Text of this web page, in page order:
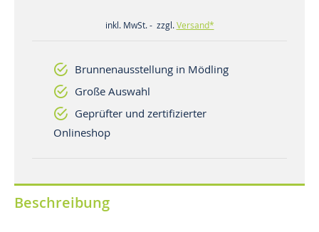
inkl. MwSt. - zzgl.Versand*
Brunnenausstellung in Mödling
Große Auswahl
Geprüfter und zertifizierter
Onlineshop
Beschreibung